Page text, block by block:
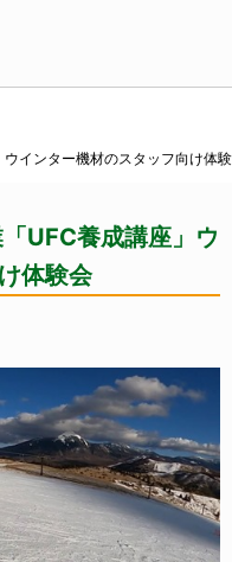
インター機材のスタッフ向け体験
UFC養成講座」ウ
体験会